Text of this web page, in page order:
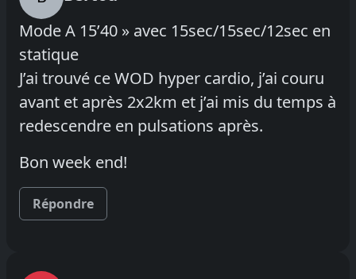
Mode A 15’40 » avec 15sec/15sec/12sec en
statique
J’ai trouvé ce WOD hyper cardio, j’ai couru
avant et après 2x2km et j’ai mis du temps à
redescendre en pulsations après.
Bon week end!
Répondre